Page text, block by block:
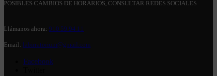
POSIBLES CAMBIOS DE HORARIOS, CONSULTAR REDES SOCIALES
Llámanos ahora: 910 59 94 11
Email: labirratorium@gmail.com
Facebook